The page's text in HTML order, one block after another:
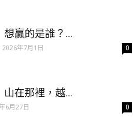
想贏的是誰？...
2026年7月1日 0
山在那裡，越...
6月27日 0